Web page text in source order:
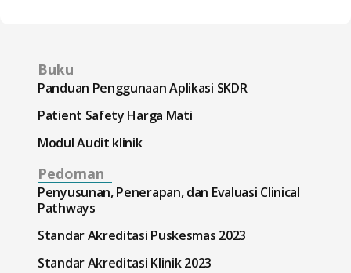
Buku
Panduan Penggunaan Aplikasi SKDR
Patient Safety Harga Mati
Modul Audit klinik
Pedoman
Penyusunan, Penerapan, dan Evaluasi Clinical
Pathways
Standar Akreditasi Puskesmas 2023
Standar Akreditasi Klinik 2023